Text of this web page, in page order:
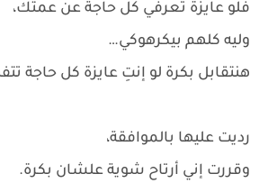
فلو عايزة تعرفي كل حاجة عن عمتك،
وليه كلهم بيكرهوكي…
هنتقابل بكرة لو إنتِ عايزة كل حاجة
رديت عليها بالموافقة،
وقررت إني أرتاح شوية علشان بكرة.